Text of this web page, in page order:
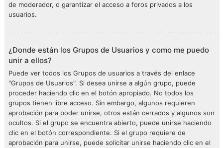
de moderador, o garantizar el acceso a foros privados a los
usuarios.
¿Donde están los Grupos de Usuarios y como me puedo
unir a ellos?
Puede ver todos los Grupos de usuarios a través del enlace
"Grupos de Usuarios". Si desea unirse a algún grupo, puede
proceder haciendo clic en el botón apropiado. No todos los
grupos tienen libre acceso. Sin embargo, algunos requieren
aprobación para poder unirse, otros están cerrados y algunos son
ocultos. Si el grupo se encuentra abierto, puede unirse haciendo
clic en el botón correspondiente. Si el grupo requiere de
aprobación para unirse, puede solicitar unirse haciendo clic en el